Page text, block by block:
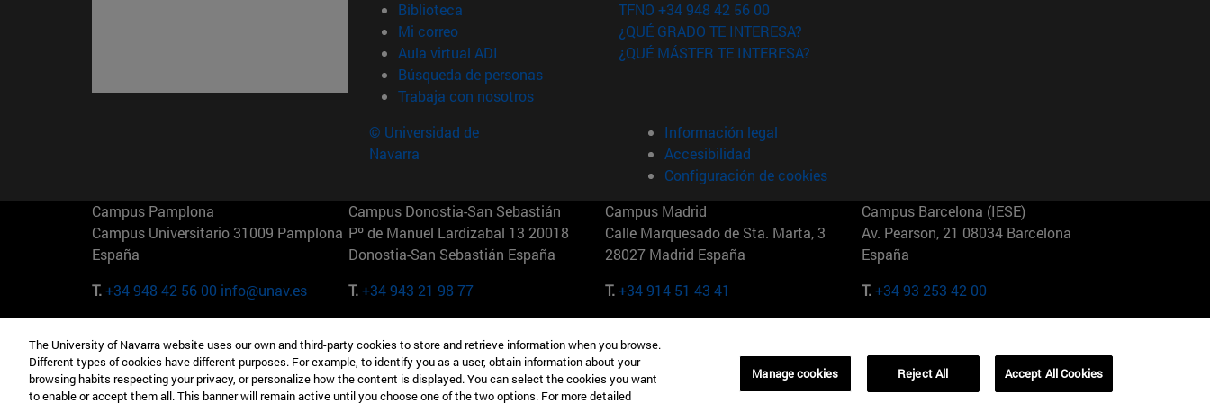
Biblioteca (abre en nueva ventana)
Mi correo(abre en nueva ventana)
Aula virtual ADI (abre en nueva ventana)
Búsqueda de personas(abre en nueva ventana)
Trabaja con nosotros(abre en nueva ventana)
TFNO +34 948 42 56 00
¿QUÉ GRADO TE INTERESA?
¿QUÉ MÁSTER TE INTERESA?
© Universidad de
Navarra
Información legal
Accesibilidad
Configuración de cookies
Campus Pamplona
Campus Universitario 31009 Pamplona
España
T.+34 948 42 56 00 info@unav.es
Campus Donostia-San Sebastián
Pº de Manuel Lardizabal 13 20018
Donostia-San Sebastián España
T.+34 943 21 98 77
Campus Madrid
Calle Marquesado de Sta. Marta, 3
28027 Madrid España
T.+34 914 51 43 41
Campus Barcelona (IESE)
Av. Pearson, 21 08034 Barcelona
España
T.+34 93 253 42 00
Camino del Cerro Águila 3 28023
Madrid España
165 W 57th St 10019-2201 Nueva York
EE.UU
Maria-Theresia-Straße 15 81675
Múnich Alemania
01321001 Bela Vista Brasil
The University of Navarra website uses our own and third-party cookies to store and retrieve information when you browse.
Different types of cookies have different purposes. For example, to identify you as a user, obtain information about your
browsing habits respecting your privacy, or personalize how the content is displayed. You can select the cookies you want
to enable or accept them all. This banner will remain active until you choose one of the two options. For more detailed
Manage cookies Reject All Accept All Cookies